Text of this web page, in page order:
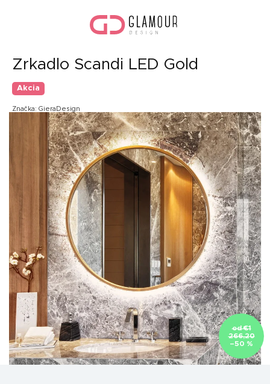
Zrkadlo Scandi LED Gold
Akcia
Značka: GieraDesign
od €1
266,20
–50 %